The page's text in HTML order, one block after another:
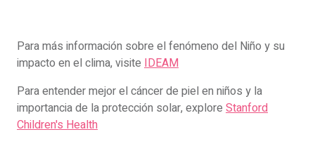
Para más información sobre el fenómeno del Niño y su
impacto en el clima, visite IDEAM
Para entender mejor el cáncer de piel en niños y la
importancia de la protección solar, explore Stanford
Children's Health